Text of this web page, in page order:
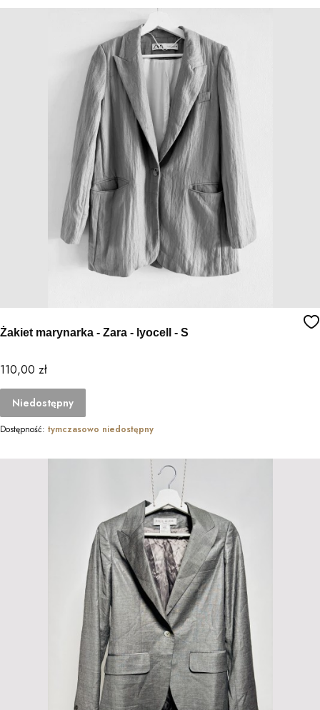
Żakiet marynarka - Zara - lyocell - S
Cena
110,00 zł
Niedostępny
Dostępność: tymczasowo niedostępny